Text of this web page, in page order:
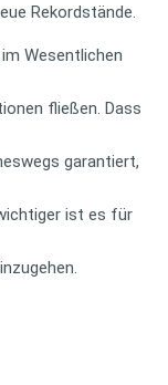
Rekordstände.
Wesentlichen
fließen. Dass
garantiert,
ist es für